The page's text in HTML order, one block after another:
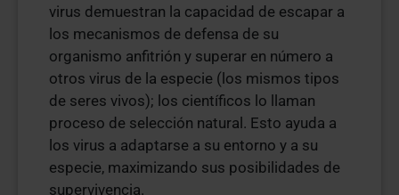
virus demuestran la capacidad de escapar a
los mecanismos de defensa de su
organismo anfitrión y superar en número a
otros virus de la especie (los mismos tipos
de seres vivos); los científicos lo llaman
proceso de selección natural. Esto ayuda a
los virus a adaptarse a su entorno y a su
especie, maximizando sus posibilidades de
supervivencia.